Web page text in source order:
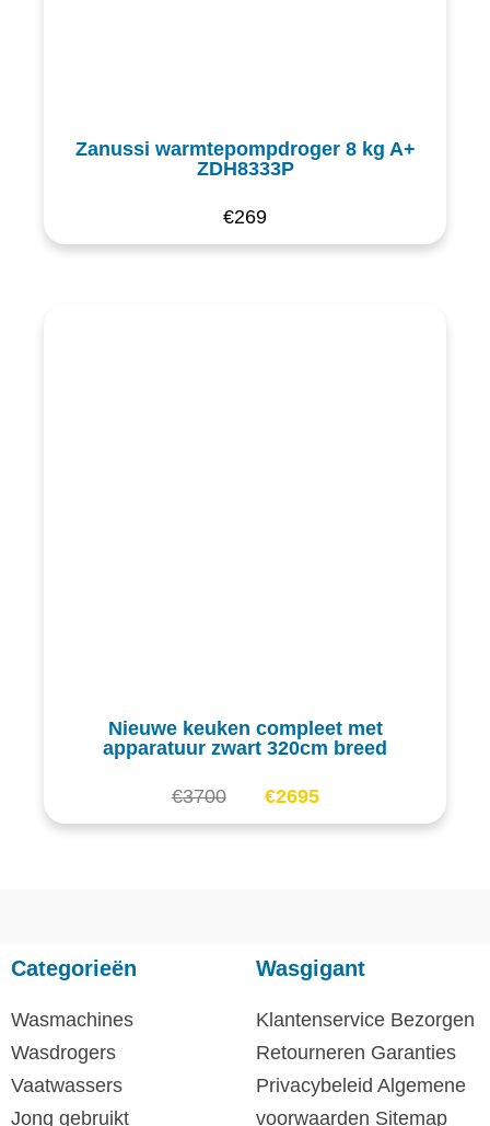
Zanussi warmtepompdroger 8 kg A+
ZDH8333P
€269
Nieuwe keuken compleet met
apparatuur zwart 320cm breed
€3700 €2695
Categorieën
Wasmachines
Wasdrogers
Vaatwassers
Jong gebruikt
Wasgigant
Klantenservice Bezorgen
Retourneren Garanties
Privacybeleid Algemene
voorwaarden Sitemap